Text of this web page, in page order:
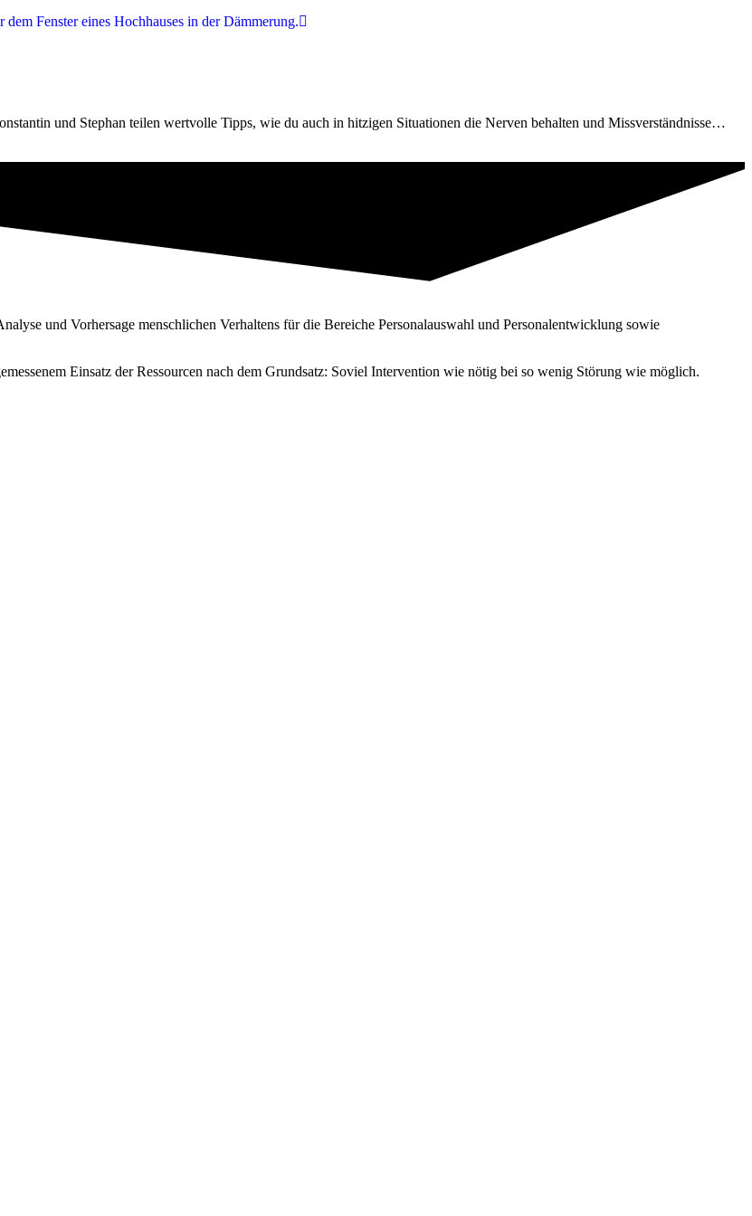
und Stephan teilen wertvolle Tipps, wie du auch in hitzigen Situationen die Nerven behalten und Missverständnisse…
und Vorhersage menschlichen Verhaltens für die Bereiche Personal­auswahl und Personal­entwicklung sowie
Einsatz der Ressourcen nach dem Grundsatz: Soviel Intervention wie nötig bei so wenig Störung wie möglich.